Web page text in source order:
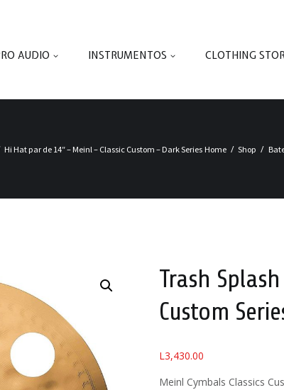
AUDIO INSTRUMENTOS CLOTHING
Hi Hat par de 14″ – Meinl – Classic Custom – Dark Series Home Shop
Trash
Custom
L3,430.00
Meinl Cymbals Classics